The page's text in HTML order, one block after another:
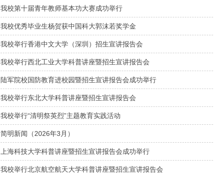
我校第十届青年教师基本功大赛成功举行
我校优秀毕业生杨贺获中国科大郭沫若奖学金
我校举行香港中文大学（深圳）招生宣讲报告会
我校举行西北工业大学科普讲座暨招生宣讲报告会
陆军院校国防教育进校园暨招生宣讲报告会成功举行
我校举行东北大学科普讲座暨招生宣讲报告会
我校举行“清明祭英烈”主题教育实践活动
简明新闻（2026年3月）
上海科技大学科普讲座暨招生宣讲报告会成功举行
我校举行北京航空航天大学科普讲座暨招生宣讲报告会